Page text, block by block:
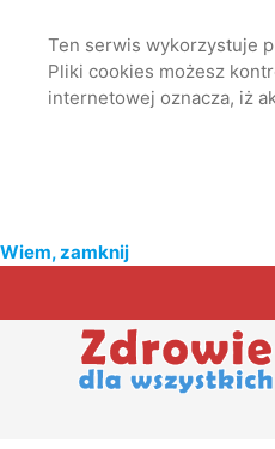
Ten serwis wykorzystuje
Pliki cookies możesz
internetowej oznacza, iż
Wiem, zamknij